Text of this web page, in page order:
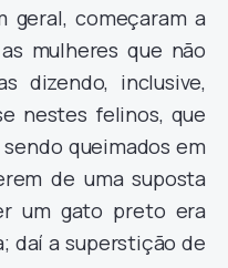
geral, começaram a
mulheres que não
dizendo, inclusive,
nestes felinos, que
queimados em
de uma suposta
um gato preto era
daí a superstição de